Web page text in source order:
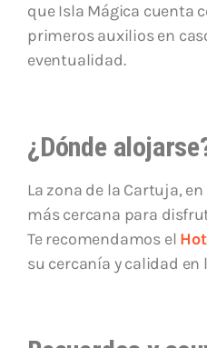
que Isla Mágica cuenta
primeros auxilios en
eventualidad.
¿Dónde
La zona de la Cartuja,
más cercana para
Te recomendamos el
su cercanía y calidad